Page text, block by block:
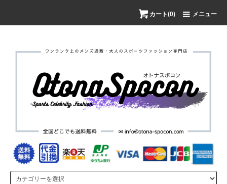
カート(0) メニュー